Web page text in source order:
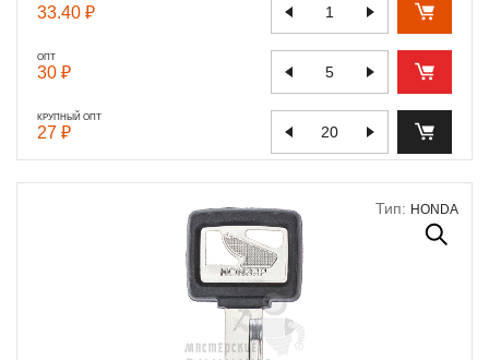
33.40 ₽
ОПТ
30 ₽
КРУПНЫЙ ОПТ
27 ₽
Тип: HONDA